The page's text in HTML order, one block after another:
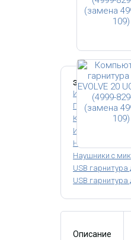
Этот товар
Игровые
Гарнитуры для
Компьютерные
Игровые
Наушники с
Наушники с
USB
USB
Описание